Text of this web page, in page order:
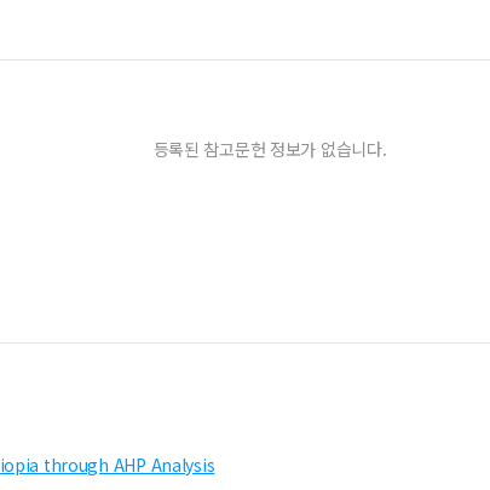
등록된 참고문헌 정보가 없습니다.
through AHP Analysis